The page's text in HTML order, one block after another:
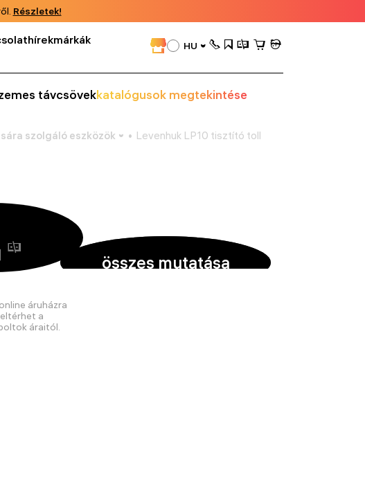
Részletek!
hírekmárkák
HU
távcsövekkatalógusok megtekintése
szolgáló eszközök Levenhuk LP10 tisztító toll
összes mutatása
áruházra
a
áraitól.